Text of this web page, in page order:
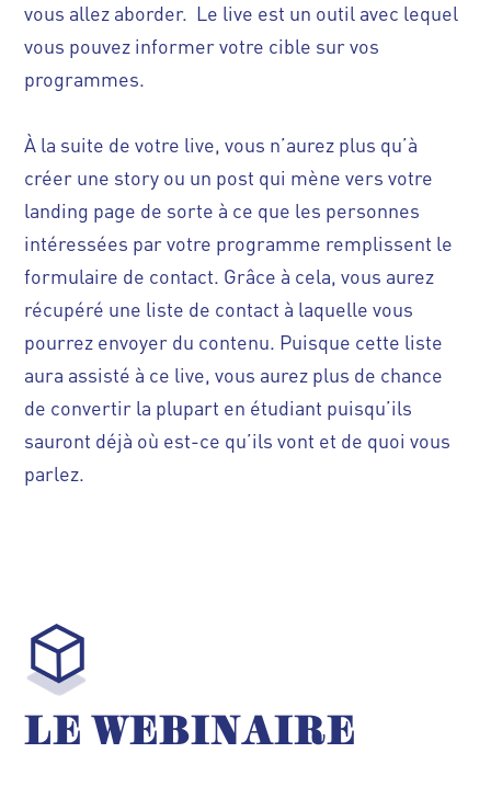
vous allez aborder. Le live est un outil avec lequel
vous pouvez informer votre cible sur vos
programmes.
À la suite de votre live, vous n’aurez plus qu’à
créer une story ou un post qui mène vers votre
landing page de sorte à ce que les personnes
intéressées par votre programme remplissent le
formulaire de contact. Grâce à cela, vous aurez
récupéré une liste de contact à laquelle vous
pourrez envoyer du contenu. Puisque cette liste
aura assisté à ce live, vous aurez plus de chance
de convertir la plupart en étudiant puisqu’ils
sauront déjà où est-ce qu’ils vont et de quoi vous
parlez.
LE WEBINAIRE